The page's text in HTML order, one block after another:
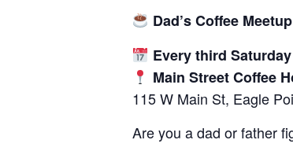
Dad’s Coffee Meetup
Every third
Main Street Coffee
115 W Main St, Eagle
Are you a dad or father